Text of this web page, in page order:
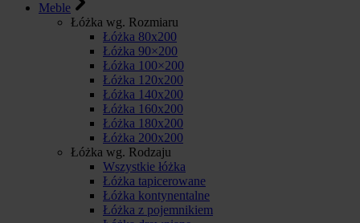
Meble
Łóżka wg. Rozmiaru
Łóżka 80x200
Łóżka 90×200
Łóżka 100×200
Łóżka 120x200
Łóżka 140x200
Łóżka 160x200
Łóżka 180x200
Łóżka 200x200
Łóżka wg. Rodzaju
Wszystkie łóżka
Łóżka tapicerowane
Łóżka kontynentalne
Łóżka z pojemnikiem